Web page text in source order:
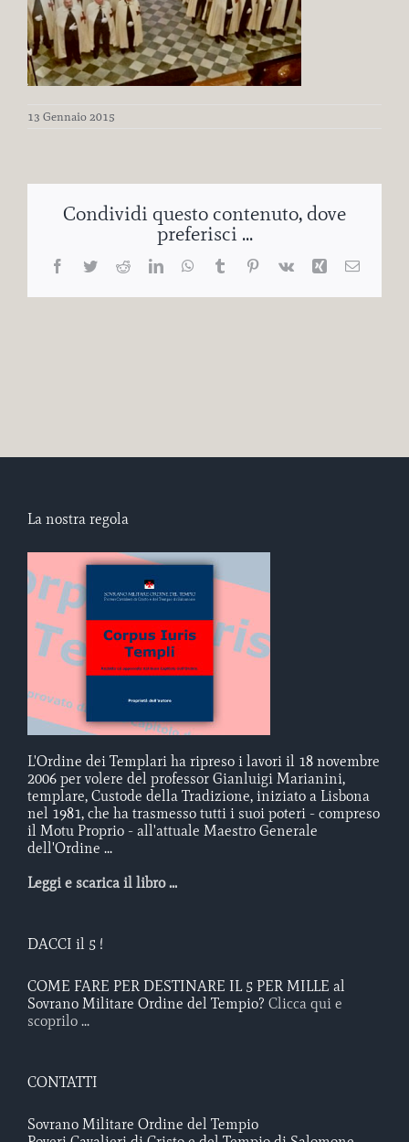
13 Gennaio 2015
Condividi questo contenuto, dove
preferisci ...
Facebook
TwitterRedditLinkedInWhatsApp
TumblrPinterest
Vk Xing Email
La nostra regola
L'Ordine dei Templari ha ripreso i lavori il 18 novembre
2006 per volere del professor Gianluigi Marianini,
templare, Custode della Tradizione, iniziato a Lisbona
nel 1981, che ha trasmesso tutti i suoi poteri - compreso
il Motu Proprio - all'attuale Maestro Generale
dell'Ordine ...
Leggi e scarica il libro ...
DACCI il 5 !
COME FARE PER DESTINARE IL 5 PER MILLE al
Sovrano Militare Ordine del Tempio? Clicca qui e
scoprilo ...
CONTATTI
Sovrano Militare Ordine del Tempio